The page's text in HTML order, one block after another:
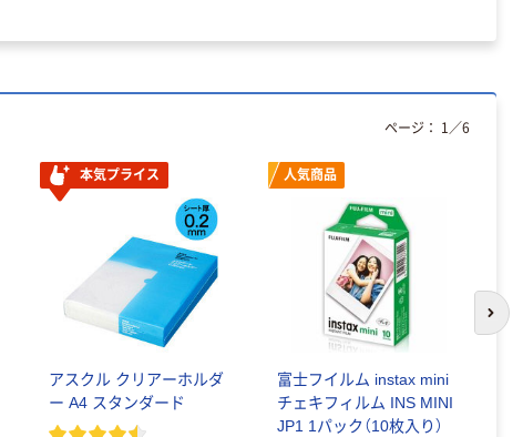
本気プライス
アスクル クリアーホルダ
ー A4 スタンダード
人気商品
富士フイルム instax mini
チェキフィルム INS MINI
JP1 1パック（10枚入り）
ページ： 1 ／6
次